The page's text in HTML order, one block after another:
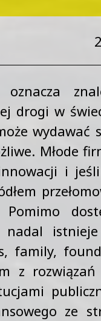
drogi w
wydawać
Młode
i
Pomimo
nadal
family,
z
ze